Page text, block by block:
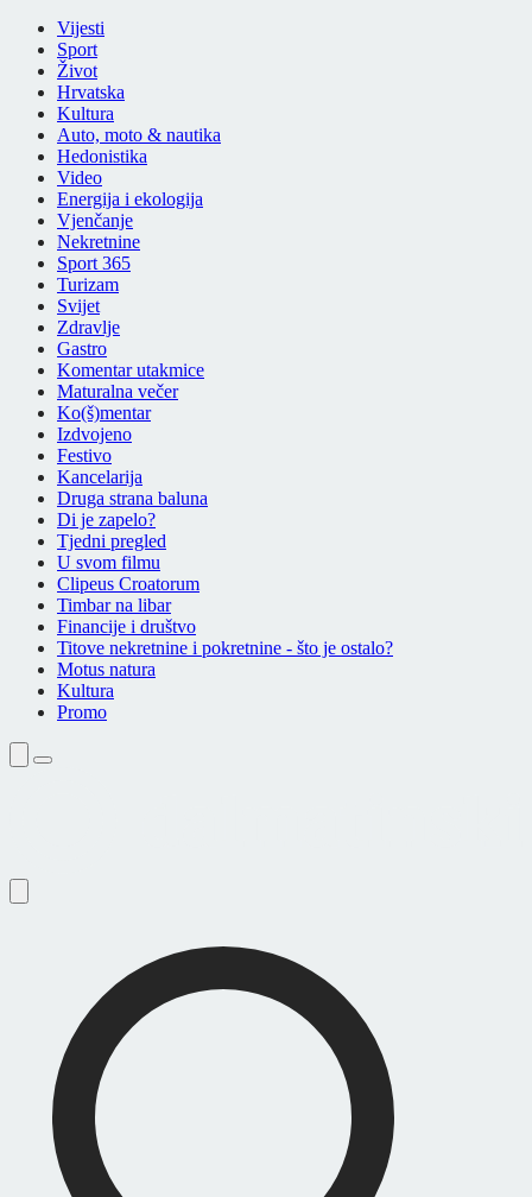
Vijesti
Sport
Život
Hrvatska
Kultura
Auto, moto & nautika
Hedonistika
Video
Energija i ekologija
Vjenčanje
Nekretnine
Sport 365
Turizam
Svijet
Zdravlje
Gastro
Komentar utakmice
Maturalna večer
Ko(š)mentar
Izdvojeno
Festivo
Kancelarija
Druga strana baluna
Di je zapelo?
Tjedni pregled
U svom filmu
Clipeus Croatorum
Timbar na libar
Financije i društvo
Titove nekretnine i pokretnine - što je ostalo?
Motus natura
Kultura
Promo